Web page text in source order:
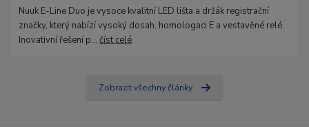
Nuuk E-Line Duo je vysoce kvalitní LED lišta a držák registrační
značky, který nabízí vysoký dosah, homologaci E a vestavěné relé.
Inovativní řešení p...číst celé
Zobrazit všechny články